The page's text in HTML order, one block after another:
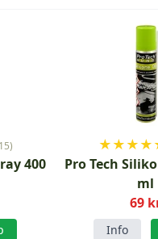
400
★★★★
Pro Tech
ml
69
Info